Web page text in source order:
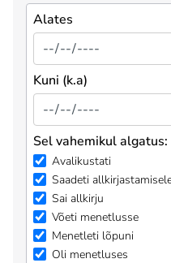
Alates
Kuni (k.a)
Sel vahemikul algatus:
Avalikustati
Saadeti
Sai allkirju
Võeti menetlusse
Menetleti lõpuni
Oli menetluses